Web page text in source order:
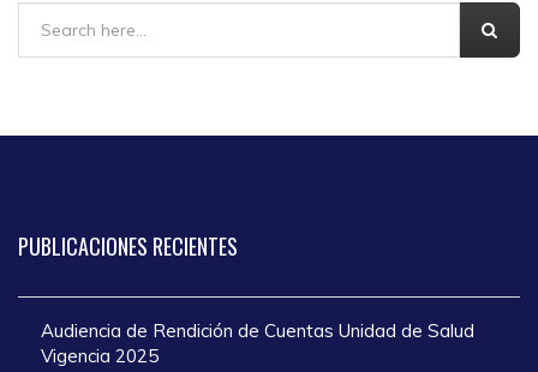
Buscar
PUBLICACIONES RECIENTES
Audiencia de Rendición de Cuentas Unidad de Salud
Vigencia 2025